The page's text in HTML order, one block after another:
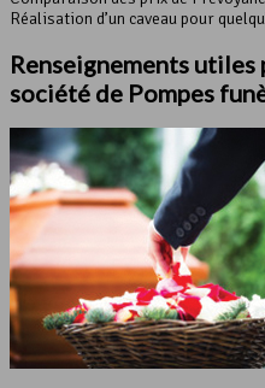
Réalisation d’un caveau pour
Renseignements
société de Pompes